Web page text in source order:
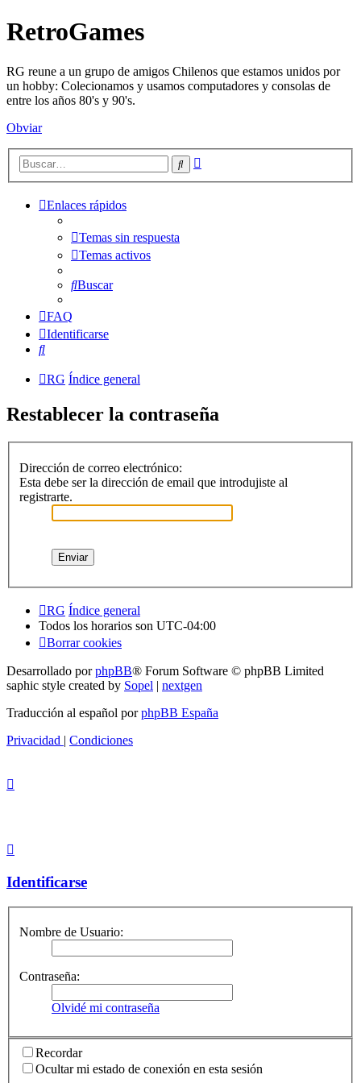
RetroGames
RG reune a un grupo de amigos Chilenos que estamos unidos por
un hobby: Colecionamos y usamos computadores y consolas de
entre los años 80's y 90's.
Obviar
Buscar
Enlaces rápidos
Temas sin respuesta
Temas activos
Buscar
FAQ
Identificarse
Buscar
RG Índice general
Restablecer la contraseña
Dirección de correo electrónico:
Esta debe ser la dirección de email que introdujiste al
registrarte.
RG Índice general
Todos los horarios son UTC-04:00
Borrar cookies
Desarrollado porphpBB® Forum Software © phpBB Limited
saphic style created by Sopel | nextgen
Traducción al español porphpBB España
Privacidad | Condiciones
Identificarse
Nombre de Usuario:
Contraseña:
Olvidé mi contraseña
Recordar
Ocultar mi estado de conexión en esta sesión